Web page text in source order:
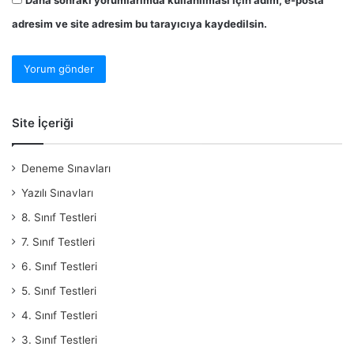
adresim ve site adresim bu tarayıcıya kaydedilsin.
Site İçeriği
Deneme Sınavları
Yazılı Sınavları
8. Sınıf Testleri
7. Sınıf Testleri
6. Sınıf Testleri
5. Sınıf Testleri
4. Sınıf Testleri
3. Sınıf Testleri